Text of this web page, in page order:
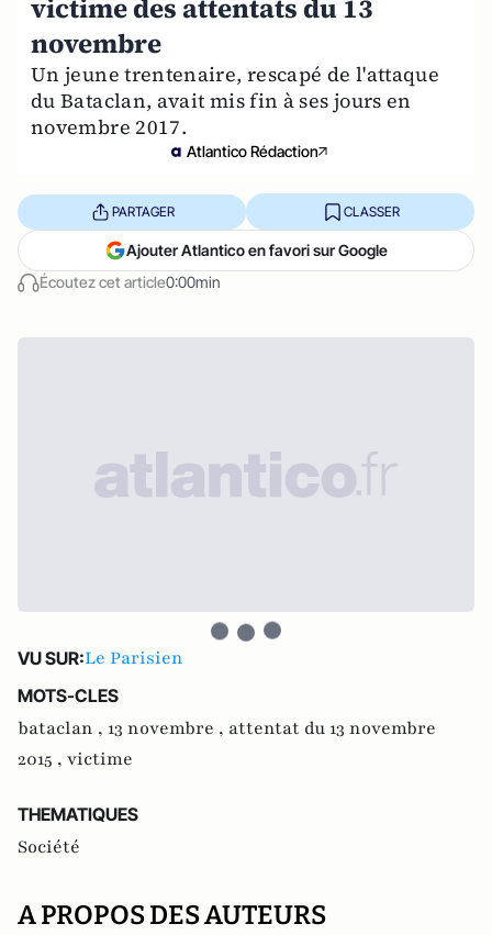
victime des attentats du 13
novembre
Un jeune trentenaire, rescapé de l'attaque
du Bataclan, avait mis fin à ses jours en
novembre 2017.
Atlantico Rédaction
Écoutez cet article0:00min
PARTAGER CLASSER
Ajouter Atlantico en favori sur Google
VU SUR:Le Parisien
MOTS-CLES
bataclan , 13 novembre , attentat du 13 novembre
2015 , victime
THEMATIQUES
Société
A PROPOS DES AUTEURS